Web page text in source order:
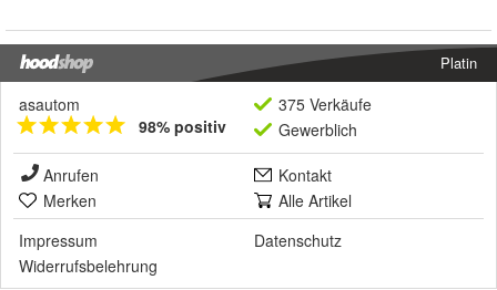
Platin
asautom
98% positiv
375 Verkäufe
Gewerblich
Anrufen
Kontakt
Merken
Alle Artikel
Impressum
Datenschutz
Widerrufsbelehrung